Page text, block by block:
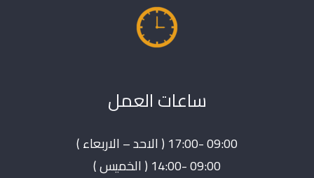
ساعات العمل
09:00 -17:00 ( الاحد – الاربعاء )
09:00 -14:00 ( الخميس )